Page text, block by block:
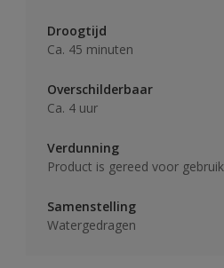
Droogtijd
Ca. 45 minuten
Overschilderbaar
Ca. 4 uur
Verdunning
Product is gereed voor gebruik
Samenstelling
Watergedragen